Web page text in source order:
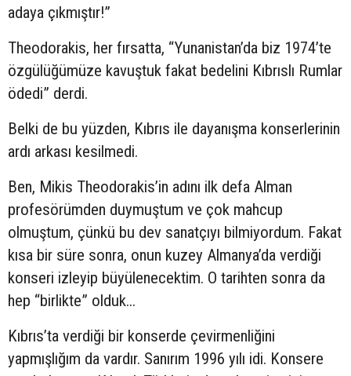
adaya çıkmıştır!”
Theodorakis, her fırsatta, “Yunanistan’da biz 1974’te
özgülüğümüze kavuştuk fakat bedelini Kıbrıslı Rumlar
ödedi” derdi.
Belki de bu yüzden, Kıbrıs ile dayanışma konserlerinin
ardı arkası kesilmedi.
Ben, Mikis Theodorakis’in adını ilk defa Alman
profesörümden duymuştum ve çok mahcup
olmuştum, çünkü bu dev sanatçıyı bilmiyordum. Fakat
kısa bir süre sonra, onun kuzey Almanya’da verdiği
konseri izleyip büyülenecektim. O tarihten sonra da
hep “birlikte” olduk...
Kıbrıs’ta verdiği bir konserde çevirmenliğini
yapmışlığım da vardır. Sanırım 1996 yılı idi. Konsere